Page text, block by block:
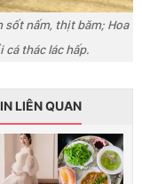
sốt nấm, thịt băm; Hoa
thác lác hấp.
LIÊN QUAN